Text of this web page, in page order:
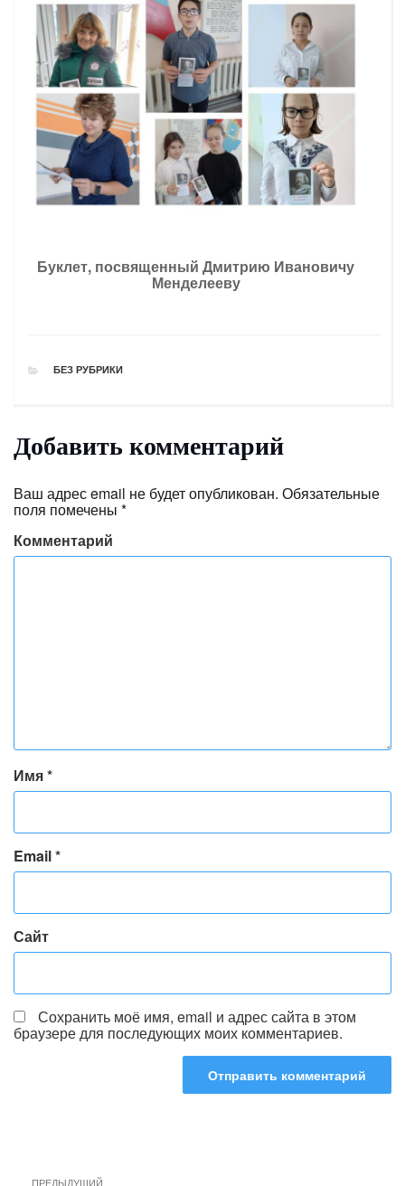
Буклет, посвященный Дмитрию Ивановичу
Менделееву
РУБРИКИ
БЕЗ РУБРИКИ
Добавить комментарий
Ваш адрес email не будет опубликован. Обязательные
поля помечены *
Комментарий
Имя*
Email*
Сайт
Сохранить моё имя, email и адрес сайта в этом
браузере для последующих моих комментариев.
ПРЕДЫДУЩИЙ